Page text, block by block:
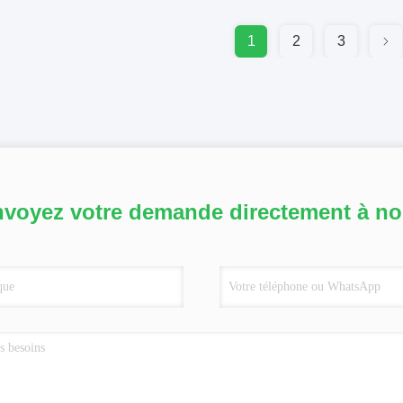
1 2 3
votre demande directement à